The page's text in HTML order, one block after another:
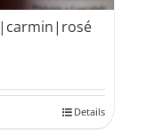
|carmin|rosé
Details